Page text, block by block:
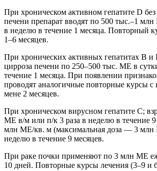
При хроническом активном гепатите D без
печени препарат вводят по 500 тыс.–1 млн
в неделю в течение 1 месяца. Повторный
1–6 месяцев.
При хронических активных гепатитах В и
цирроза печени по 250–500 тыс. ME в
течение 1 месяца. При появлении
проводят аналогичные повторные курсы с
мене 2 месяцев.
При хроническом вирусном гепатите С;
ME в/м или п/к 3 раза в неделю в течение
млн МЕ/кв. м (максимальная доза — 3 млн
неделю в течение 9 месяцев.
При раке почки применяют по 3 млн ME
10 дней. Повторные курсы лечения (3–9 и